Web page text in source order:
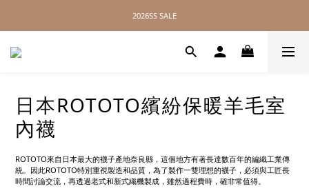
2026SS SALE
2026SS SALE
// 無距離配送，全球皆可達 //
日本ROTOTO繽紛保暖羊毛室
內襪
ROTOTO來自日本最大的襪子產地奈良縣，這個地方有著長達數百年的編織工業傳
統。因此ROTOTO特別重視製造和品質，為了製作一雙理想的襪子，必須與工匠長
時間討論交流，再透過老式和新式織機製成，雖然過程費時，確非常值得。